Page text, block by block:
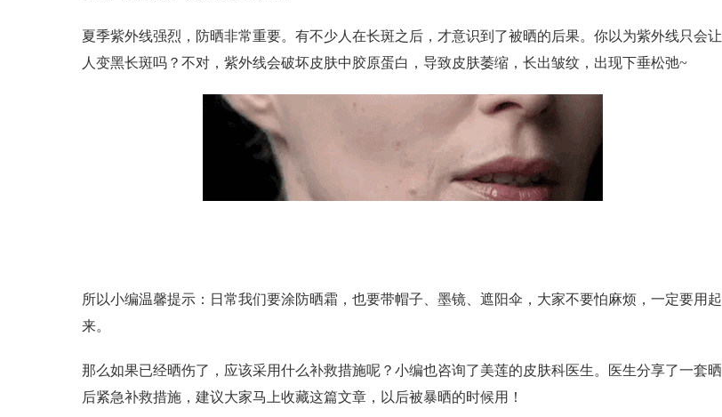
夏季紫外线强烈，防晒非常重要。有不少人在长斑之后，才意识到了被晒的后果。你以为紫外线只会让
人变黑长斑吗？不对，紫外线会破坏皮肤中胶原蛋白，导致皮肤萎缩，长出皱纹，出现下垂松弛~
所以小编温馨提示：日常我们要涂防晒霜，也要带帽子、墨镜、遮阳伞，大家不要怕麻烦，一定要用起
来。
那么如果已经晒伤了，应该采用什么补救措施呢？小编也咨询了美莲的皮肤科医生。医生分享了一套晒
后紧急补救措施，建议大家马上收藏这篇文章，以后被暴晒的时候用！